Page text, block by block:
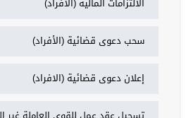
سحب دعوى قضائية (الأفراد)
إعلان دعوى قضائية (الافراد)